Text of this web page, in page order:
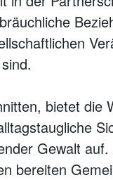
bietet die
Gewalt
bereiten